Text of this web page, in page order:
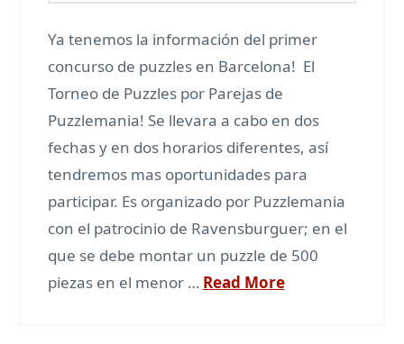
Ya tenemos la información del primer
concurso de puzzles en Barcelona! El
Torneo de Puzzles por Parejas de
Puzzlemania! Se llevara a cabo en dos
fechas y en dos horarios diferentes, así
tendremos mas oportunidades para
participar. Es organizado por Puzzlemania
con el patrocinio de Ravensburguer; en el
que se debe montar un puzzle de 500
piezas en el menor … Read More